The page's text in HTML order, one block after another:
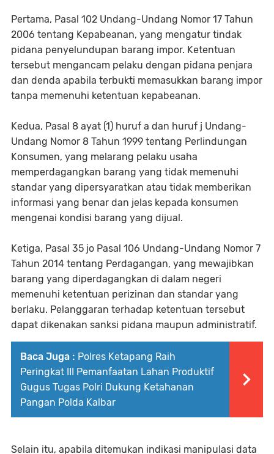
Pertama, Pasal 102 Undang-Undang Nomor 17 Tahun
2006 tentang Kepabeanan, yang mengatur tindak
pidana penyelundupan barang impor. Ketentuan
tersebut mengancam pelaku dengan pidana penjara
dan denda apabila terbukti memasukkan barang impor
tanpa memenuhi ketentuan kepabeanan.
Kedua, Pasal 8 ayat (1) huruf a dan huruf j Undang-
Undang Nomor 8 Tahun 1999 tentang Perlindungan
Konsumen, yang melarang pelaku usaha
memperdagangkan barang yang tidak memenuhi
standar yang dipersyaratkan atau tidak memberikan
informasi yang benar dan jelas kepada konsumen
mengenai kondisi barang yang dijual.
Ketiga, Pasal 35 jo Pasal 106 Undang-Undang Nomor 7
Tahun 2014 tentang Perdagangan, yang mewajibkan
barang yang diperdagangkan di dalam negeri
memenuhi ketentuan perizinan dan standar yang
berlaku. Pelanggaran terhadap ketentuan tersebut
dapat dikenakan sanksi pidana maupun administratif.
Baca Juga : Polres Ketapang Raih
Peringkat III Pemanfaatan Lahan Produktif
Gugus Tugas Polri Dukung Ketahanan
Pangan Polda Kalbar
Selain itu, apabila ditemukan indikasi manipulasi data